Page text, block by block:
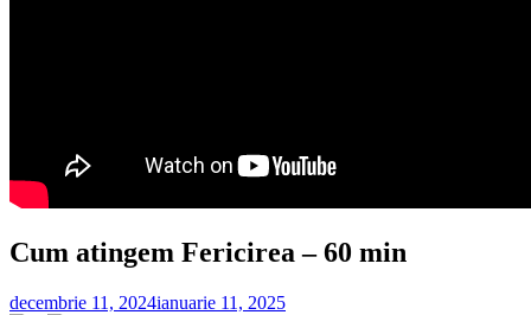
Cum atingem Fericirea – 60 min
decembrie 11, 2024ianuarie 11, 2025